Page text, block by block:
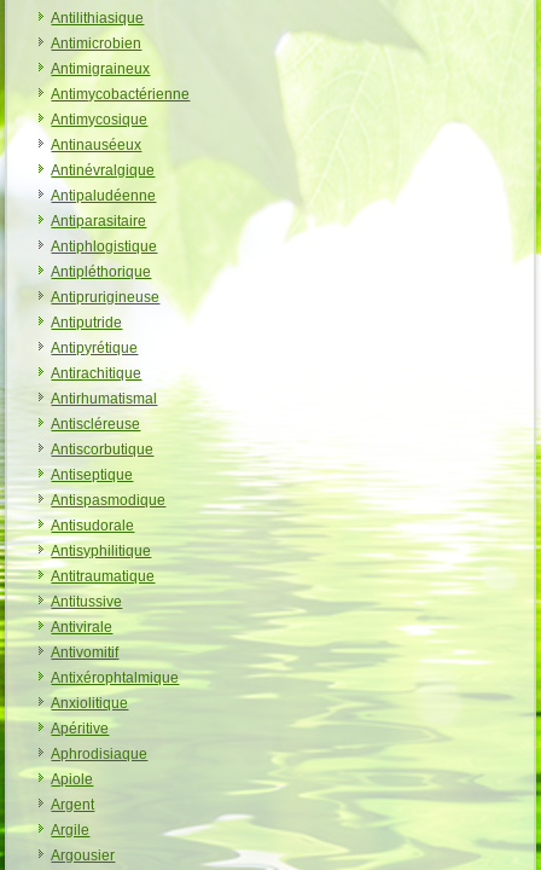
Antilithiasique
Antimicrobien
Antimigraineux
Antimycobactérienne
Antimycosique
Antinauséeux
Antinévralgique
Antipaludéenne
Antiparasitaire
Antiphlogistique
Antipléthorique
Antiprurigineuse
Antiputride
Antipyrétique
Antirachitique
Antirhumatismal
Antiscléreuse
Antiscorbutique
Antiseptique
Antispasmodique
Antisudorale
Antisyphilitique
Antitraumatique
Antitussive
Antivirale
Antivomitif
Antixérophtalmique
Anxiolitique
Apéritive
Aphrodisiaque
Apiole
Argent
Argile
Argousier